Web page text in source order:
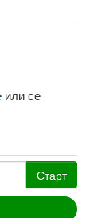
или се
Старт